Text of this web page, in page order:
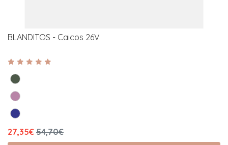
BLANDITOS - Caicos 26V
27,35€ 54,70€